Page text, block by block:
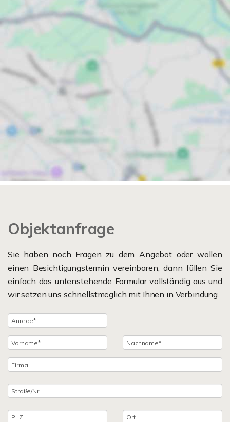
Objektanfrage
Sie haben noch Fragen zu dem Angebot oder wollen
einen Besichtigungstermin vereinbaren, dann füllen Sie
einfach das untenstehende Formular vollständig aus und
wir setzen uns schnellstmöglich mit Ihnen in Verbindung.